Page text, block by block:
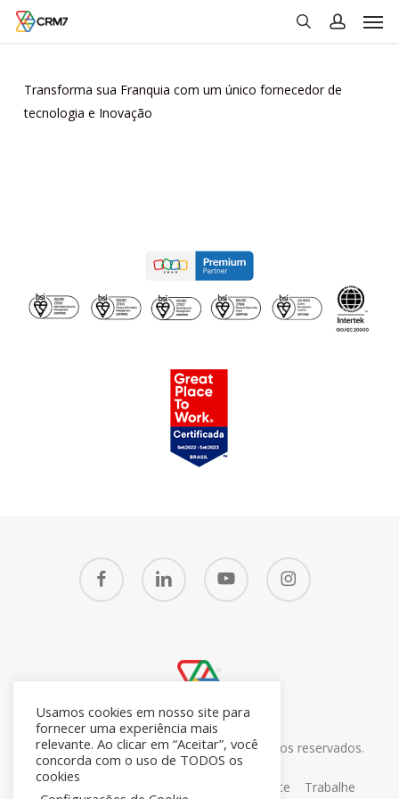
Skip
Transforma sua Franquia com um único fornecedor de
tecnologia e Inovação
facebook linkedin youtube instagram
© 2026 CRM7 Zoho Brasil. Todos os direitos reservados.
26.371.672/0001-05
Sobre
Portal do Cliente
Trabalhe
Usamos cookies em nosso site para
fornecer uma experiência mais
relevante. Ao clicar em “Aceitar”, você
concorda com o uso de TODOS os
cookies